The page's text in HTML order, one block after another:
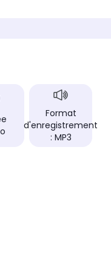
Oui
Format
d'enregistrement
: MP3